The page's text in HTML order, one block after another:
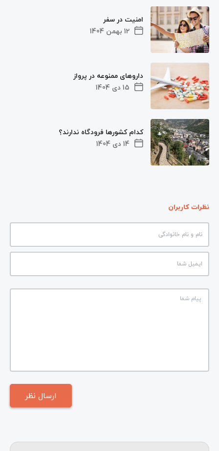
12 بهمن 1404
امنیت در سفر
15 دی 1404
داروهای ممنوعه در پرواز
14 دی 1404
کدام کشورها فرودگاه ندارند؟
نظرات کاربران